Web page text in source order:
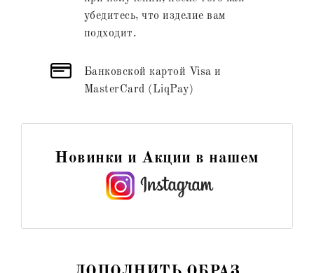
убедитесь, что изделие вам
подходит.
Банковской картой Visa и
MasterCard (LiqPay)
Новинки и Акции в нашем